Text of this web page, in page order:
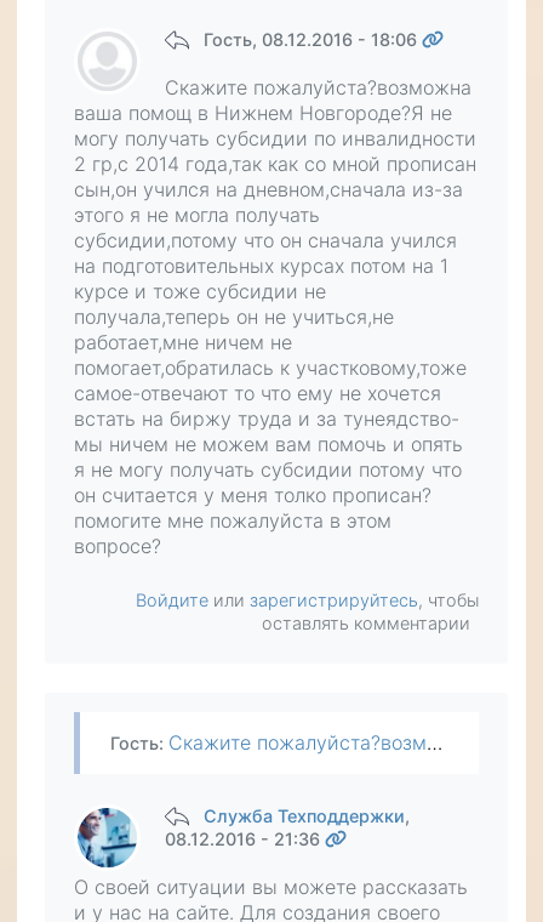
Гость, 08.12.2016 - 18:06
Скажите пожалуйста?возможна
ваша помощ в Нижнем Новгороде?Я не
могу получать субсидии по инвалидности
2 гр,с 2014 года,так как со мной прописан
сын,он учился на дневном,сначала из-за
этого я не могла получать
субсидии,потому что он сначала учился
на подготовительных курсах потом на 1
курсе и тоже субсидии не
получала,теперь он не учиться,не
работает,мне ничем не
помогает,обратилась к участковому,тоже
самое-отвечают то что ему не хочется
встать на биржу труда и за тунеядство-
мы ничем не можем вам помочь и опять
я не могу получать субсидии потому что
он считается у меня толко прописан?
помогите мне пожалуйста в этом
вопросе?
Войдите или зарегистрируйтесь, чтобы
оставлять комментарии
Гость: Скажите пожалуйста?возможна ваша помощ в Нижнем Новгороде?Я не могу получать субсидии по инвалидности 2 гр,с 2014 года,так как со мной прописан сын,он учился на дневном,сначала из-за этого я не могла…
Служба Техподдержки,
08.12.2016 - 21:36
О своей ситуации вы можете рассказать
и у нас на сайте. Для создания своего